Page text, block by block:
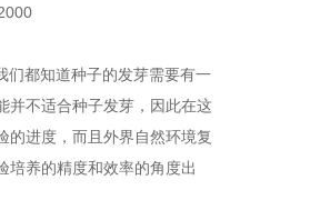
们都知道种子的发芽需要有一
并不适合种子发芽，因此在这
的进度，而且外界自然环境复
培养的精度和效率的角度出